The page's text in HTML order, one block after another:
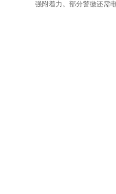
强附着力。部分警徽还需